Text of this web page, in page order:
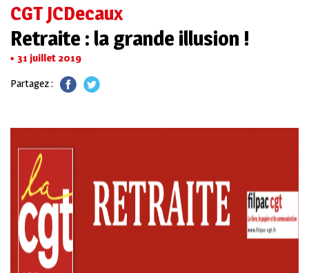
CGT JCDecaux
Retraite : la grande illusion !
31 juillet 2019
Partagez :